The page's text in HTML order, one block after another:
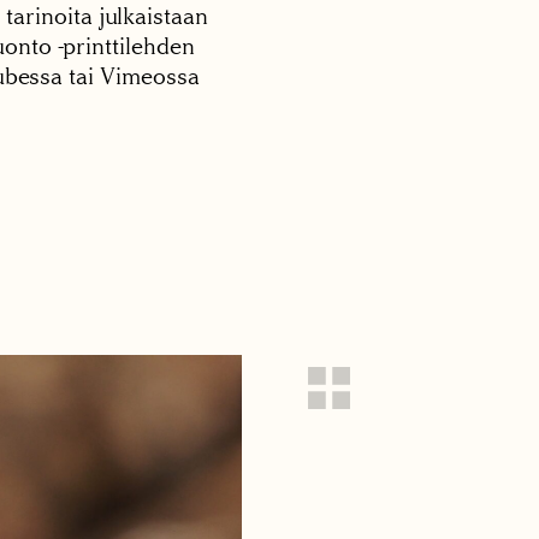
julkaistaan
-printtilehden
tai Vimeossa